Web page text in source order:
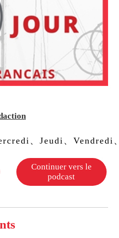
、Jeudi、Vendredi
Continuer vers le
podcast